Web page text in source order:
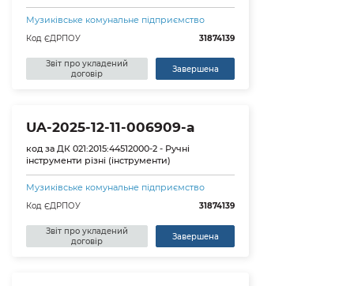
Музиківське комунальне підприємство
Код ЄДРПОУ 31874139
Звіт про укладений
договір
Завершена
UA-2025-12-11-006909-a
код за ДК 021:2015:44512000-2 - Ручні
інструменти різні (інструменти)
Музиківське комунальне підприємство
Код ЄДРПОУ 31874139
Звіт про укладений
договір
Завершена